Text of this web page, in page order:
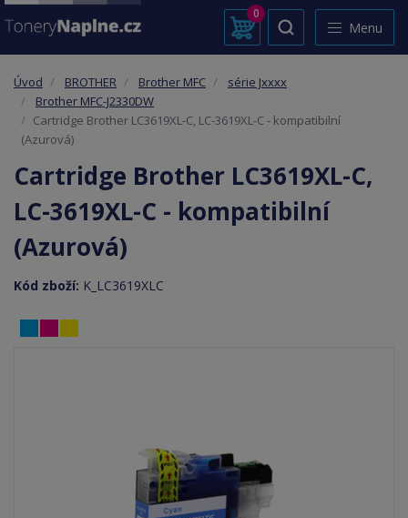
0
Menu
Úvod BROTHER Brother MFC
série Jxxxx
Brother MFC-J2330DW
Cartridge Brother LC3619XL-C, LC-3619XL-C - kompatibilní
(Azurová)
Cartridge Brother LC3619XL-C,
LC-3619XL-C - kompatibilní
(Azurová)
Kód zboží: K_LC3619XLC